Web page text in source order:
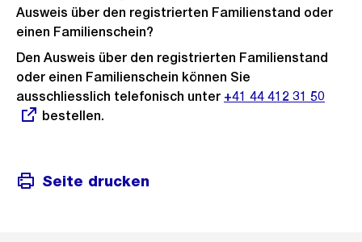
Ausweis über den registrierten Familienstand oder
einen Familienschein?
Den Ausweis über den registrierten Familienstand
oder einen Familienschein können Sie
ausschliesslich telefonisch unter Externer
+41 44 412 31 50
bestellen.
Seite drucken